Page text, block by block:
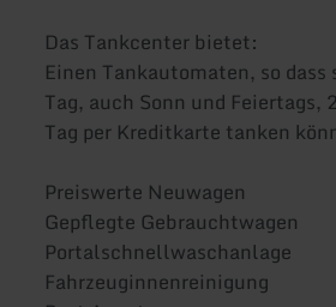
Das Tankcenter bietet:
Einen Tankautomaten, so dass
Tag, auch Sonn und Feiertags,
Tag per Kreditkarte tanken
Preiswerte Neuwagen
Gepflegte Gebrauchtwagen
Portalschnellwaschanlage
Fahrzeuginnenreinigung